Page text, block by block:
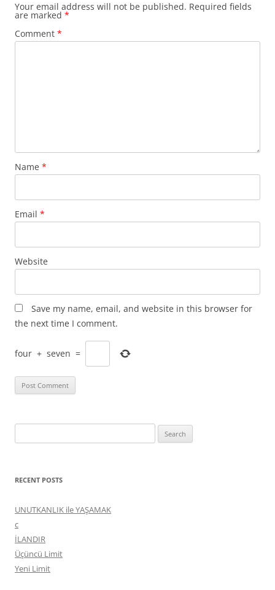
Your email address will not be published. Required fields
are marked *
Comment *
Name *
Email *
Website
Save my name, email, and website in this browser for
the next time I comment.
four + seven =
for:
RECENT POSTS
UNUTKANLIK ile YAŞAMAK
c
İLANDIR
Üçüncü Limit
Yeni Limit